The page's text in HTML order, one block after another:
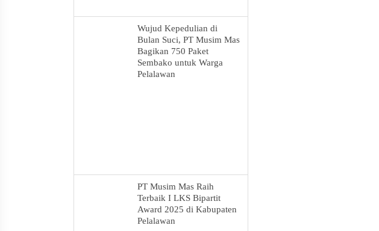
Wujud Kepedulian di
Bulan Suci, PT Musim Mas
Bagikan 750 Paket
Sembako untuk Warga
Pelalawan
PT Musim Mas Raih
Terbaik I LKS Bipartit
Award 2025 di Kabupaten
Pelalawan